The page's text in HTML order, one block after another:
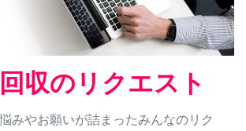
収のリクエスト
みやお願いが詰まったみんなのリク